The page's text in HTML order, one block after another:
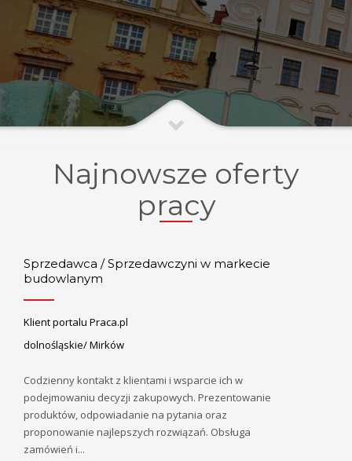
Najnowsze oferty
pracy
Sprzedawca / Sprzedawczyni w markecie
budowlanym
Klient portalu Praca.pl
dolnośląskie/ Mirków
Codzienny kontakt z klientami i wsparcie ich w
podejmowaniu decyzji zakupowych. Prezentowanie
produktów, odpowiadanie na pytania oraz
proponowanie najlepszych rozwiązań. Obsługa
zamówień i...